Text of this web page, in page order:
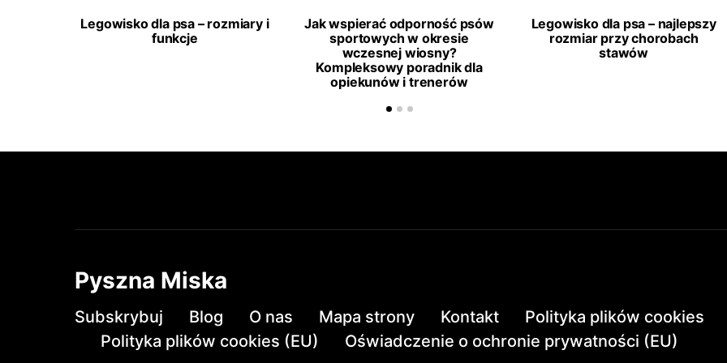
Legowisko dla psa – rozmiary i
funkcje
Jak wspierać odporność psów
sportowych w okresie
wczesnej wiosny?
Kompleksowy poradnik dla
opiekunów i trenerów
Legowisko dla psa – najlepszy
rozmiar przy chorobach
stawów
Pyszna Miska
Subskrybuj Blog O nas Mapa strony Kontakt Polityka plików cookies
Polityka plików cookies (EU)
Oświadczenie o ochronie prywatności (EU)